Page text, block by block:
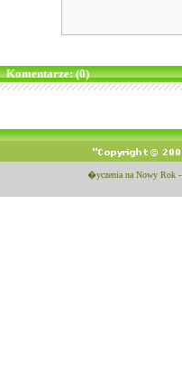
Komentarze: (0)
�yczenia na Nowy Rok